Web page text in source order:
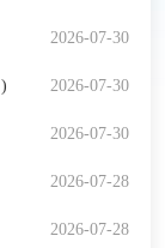
2026-07-30
2026-07-30
2026-07-30
2026-07-28
2026-07-28